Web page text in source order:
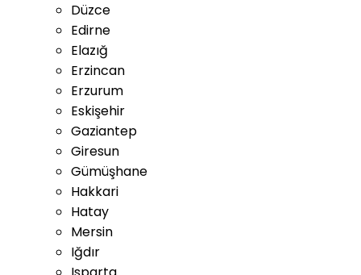
Düzce
Edirne
Elazığ
Erzincan
Erzurum
Eskişehir
Gaziantep
Giresun
Gümüşhane
Hakkari
Hatay
Mersin
Iğdır